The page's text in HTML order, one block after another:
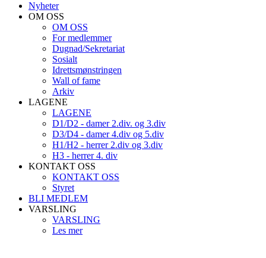
Nyheter
OM OSS
OM OSS
For medlemmer
Dugnad/Sekretariat
Sosialt
Idrettsmønstringen
Wall of fame
Arkiv
LAGENE
LAGENE
D1/D2 - damer 2.div. og 3.div
D3/D4 - damer 4.div og 5.div
H1/H2 - herrer 2.div og 3.div
H3 - herrer 4. div
KONTAKT OSS
KONTAKT OSS
Styret
BLI MEDLEM
VARSLING
VARSLING
Les mer